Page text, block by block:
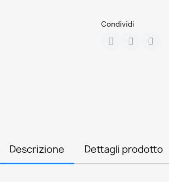
Condividi
Descrizione Dettagli prodotto